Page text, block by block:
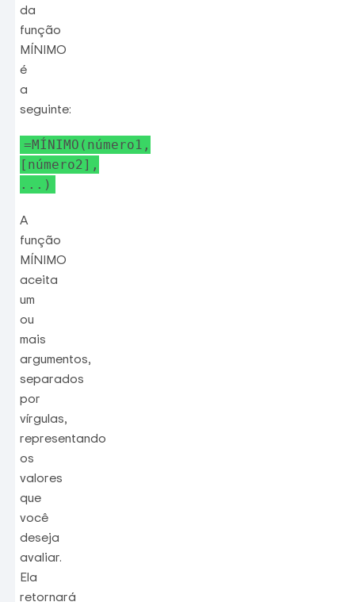
da
função
MÍNIMO
é
a
seguinte:
=MÍNIMO(número1,
[número2],
...)
A
função
MÍNIMO
aceita
um
ou
mais
argumentos,
separados
por
vírgulas,
representando
os
valores
que
você
deseja
avaliar.
Ela
retornará